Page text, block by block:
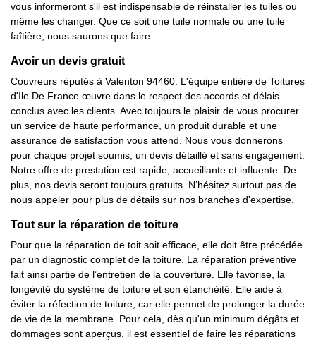
vous informeront s'il est indispensable de réinstaller les tuiles ou
même les changer. Que ce soit une tuile normale ou une tuile
faîtière, nous saurons que faire.
Avoir un devis gratuit
Couvreurs réputés à Valenton 94460. L'équipe entière de Toitures
d'Ile De France œuvre dans le respect des accords et délais
conclus avec les clients. Avec toujours le plaisir de vous procurer
un service de haute performance, un produit durable et une
assurance de satisfaction vous attend. Nous vous donnerons
pour chaque projet soumis, un devis détaillé et sans engagement.
Notre offre de prestation est rapide, accueillante et influente. De
plus, nos devis seront toujours gratuits. N’hésitez surtout pas de
nous appeler pour plus de détails sur nos branches d'expertise.
Tout sur la réparation de toiture
Pour que la réparation de toit soit efficace, elle doit être précédée
par un diagnostic complet de la toiture. La réparation préventive
fait ainsi partie de l’entretien de la couverture. Elle favorise, la
longévité du système de toiture et son étanchéité. Elle aide à
éviter la réfection de toiture, car elle permet de prolonger la durée
de vie de la membrane. Pour cela, dès qu'un minimum dégâts et
dommages sont aperçus, il est essentiel de faire les réparations